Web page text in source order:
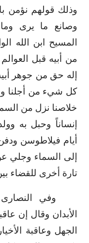
وذلك قولهم نؤمن
وصانع ما يرى
المسيح ابن الله
من أبيه قبل
إله حق من جوهر
كل شيء من أجلنا
خلاصنا نزل من
إنساناً وحبل به
أيام فيلاطوسن
إلى السماء وجلي
تارة أخرى للقضاء
وفي
الأبدان وقال إن
الجهل وعاقبة